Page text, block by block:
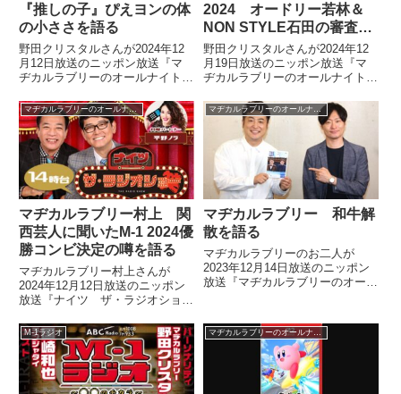
『推しの子』ぴえヨンの体
の小ささを語る
野田クリスタルさんが2024年12
月12日放送のニッポン放送『マ
ヂカルラブリーのオールナイトニ
子』ぴえヨンを務めたことについ
てトーク。「原作漫画・アニメと
比べて小さい」と言われがちな実
写版ぴえヨンの肉体について、話
していました。
2024 オードリー若林＆
NON STYLE石田の審査員
就任を語る
野田クリスタルさんが2024年12
月19日放送のニッポン放送『マ
ヂカルラブリーのオールナイトニ
2024審査員の顔ぶれについてト
ーク。オードリー若林さんや
NON STYLE石田さんなど、絶対
に審査員を受けなさそうな人々が
審査員に就任した理由について話
していました。
マヂカルラブリーのオールナイトニッポン0
マヂカルラブリー村上 関
西芸人に聞いたM-1 2024優
勝コンビ決定の噂を語る
マヂカルラブリー村上さんが
2024年12月12日放送のニッポン
放送『ナイツ ザ・ラジオショ
ンプリ2024の優勝者はもう決ま
っている」という噂が流れている
ことについてトーク。その噂され
ているコンビについて、話してい
ました。
マヂカルラブリーのオールナイトニッポン0
マヂカルラブリー 和牛解
散を語る
マヂカルラブリーのお二人が
2023年12月14日放送のニッポン
放送『マヂカルラブリーのオール
M-1ラジオ